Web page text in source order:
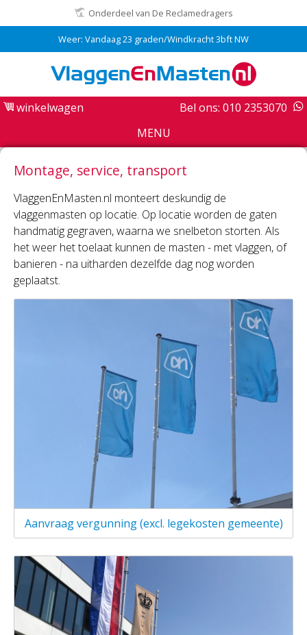
Onderdeel van De Reclamedragers
Weer: Vandaag 23 graden/Windkracht 3bft NW
winkelwagen
Bel ons: 010 2353070
MENU
Montage, service, transport
VlaggenEnMasten.nl monteert deskundig de
vlaggenmasten op locatie. Op locatie worden de gaten
handmatig gegraven, waarna we snelbeton storten. Als
het weer het toelaat kunnen de masten - met vlaggen, of
banieren - na uitharden dezelfde dag nog worden
geplaatst.
Aanvraag vergunning (excl. legekosten gemeente)